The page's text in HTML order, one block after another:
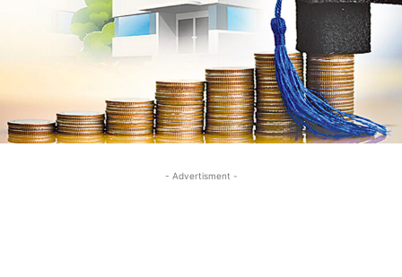
- Advertisment -